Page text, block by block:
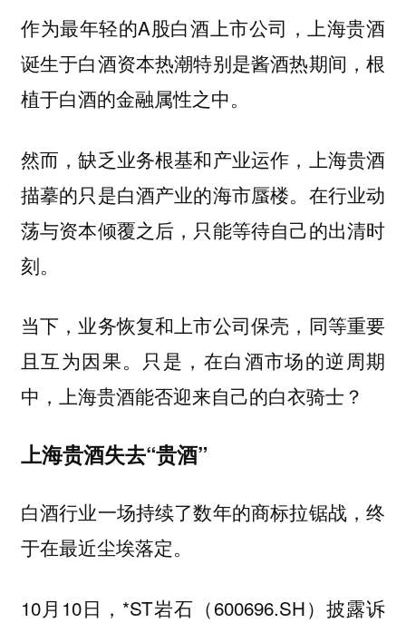
作为最年轻的A股白酒上市公司，上海贵酒
诞生于白酒资本热潮特别是酱酒热期间，根
植于白酒的金融属性之中。
然而，缺乏业务根基和产业运作，上海贵酒
描摹的只是白酒产业的海市蜃楼。在行业动
荡与资本倾覆之后，只能等待自己的出清时
刻。
当下，业务恢复和上市公司保壳，同等重要
且互为因果。只是， 在白酒市场的逆周期
中，上海贵酒能否迎来自己的白衣骑士？
上海贵酒失去“贵酒”
白酒行业一场持续了数年的商标拉锯战，终
于在最近尘埃落定。
10月10日，*ST岩石（600696.SH）披露诉